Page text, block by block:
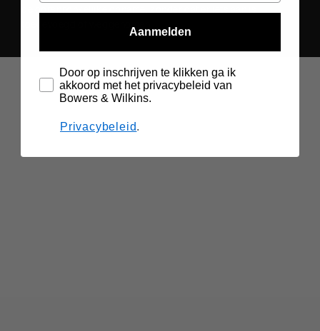
toegevoegd of weggenomen.
Aanmelden
Door op inschrijven te klikken ga ik
akkoord met het privacybeleid van
Bowers & Wilkins.
Privacybeleid.